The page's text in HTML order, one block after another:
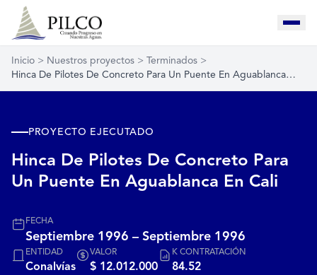
Inicio > Nuestros proyectos > Terminados >
Hinca De Pilotes De Concreto Para Un Puente En Aguablanca…
PROYECTO EJECUTADO
Hinca De Pilotes De Concreto Para
Un Puente En Aguablanca En Cali
FECHA
Septiembre 1996 – Septiembre 1996
ENTIDAD
Conalvías
VALOR
$ 12.012.000
K CONTRATACIÓN
84.52